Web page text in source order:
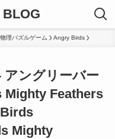
物理パズルゲーム Angry Birds
ングリーバー
Mighty Feathers
Mighty